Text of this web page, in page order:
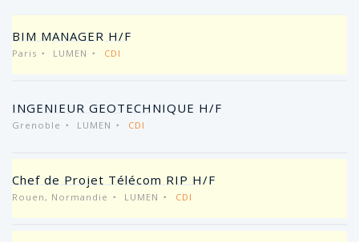
BIM MANAGER H/F
Paris LUMEN CDI
INGENIEUR GEOTECHNIQUE H/F
Grenoble LUMEN CDI
Chef de Projet Télécom RIP H/F
Rouen, Normandie LUMEN CDI